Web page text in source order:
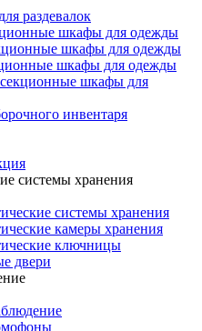
раздевалок
шкафы для одежды
шкафы для одежды
шкафы для одежды
шкафы для
инвентаря
системы хранения
системы хранения
камеры хранения
ключницы
двери